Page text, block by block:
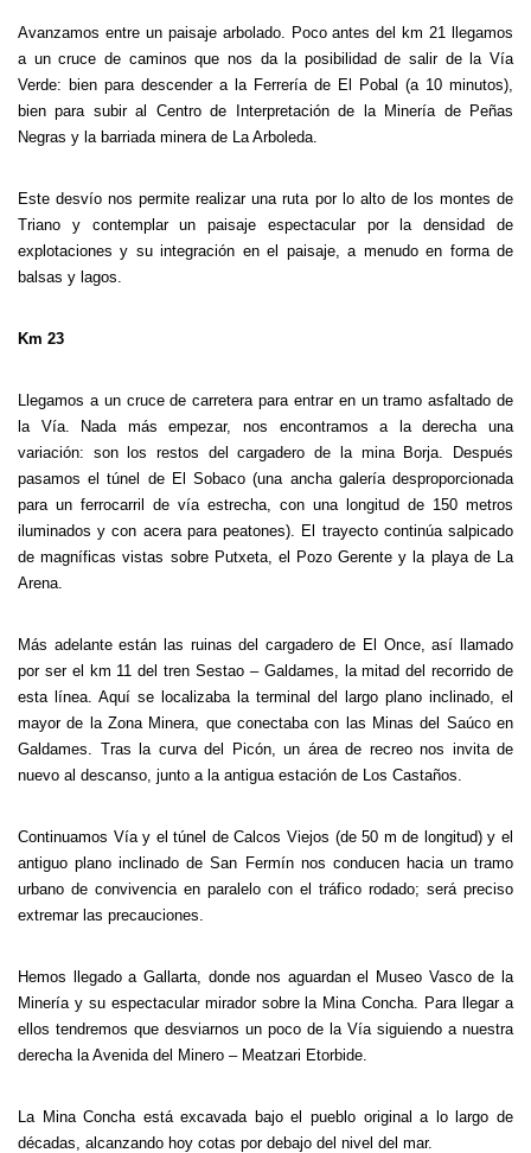
Avanzamos entre un paisaje arbolado. Poco antes del km 21 llegamos
a un cruce de caminos que nos da la posibilidad de salir de la Vía
Verde: bien para descender a la Ferrería de El Pobal (a 10 minutos),
bien para subir al Centro de Interpretación de la Minería de Peñas
Negras y la barriada minera de La Arboleda.
Este desvío nos permite realizar una ruta por lo alto de los montes de
Triano y contemplar un paisaje espectacular por la densidad de
explotaciones y su integración en el paisaje, a menudo en forma de
balsas y lagos.
Km 23
Llegamos a un cruce de carretera para entrar en un tramo asfaltado de
la Vía. Nada más empezar, nos encontramos a la derecha una
variación: son los restos del cargadero de la mina Borja. Después
pasamos el túnel de El Sobaco (una ancha galería desproporcionada
para un ferrocarril de vía estrecha, con una longitud de 150 metros
iluminados y con acera para peatones). El trayecto continúa salpicado
de magníficas vistas sobre Putxeta, el Pozo Gerente y la playa de La
Arena.
Más adelante están las ruinas del cargadero de El Once, así llamado
por ser el km 11 del tren Sestao – Galdames, la mitad del recorrido de
esta línea. Aquí se localizaba la terminal del largo plano inclinado, el
mayor de la Zona Minera, que conectaba con las Minas del Saúco en
Galdames. Tras la curva del Picón, un área de recreo nos invita de
nuevo al descanso, junto a la antigua estación de Los Castaños.
Continuamos Vía y el túnel de Calcos Viejos (de 50 m de longitud) y el
antiguo plano inclinado de San Fermín nos conducen hacia un tramo
urbano de convivencia en paralelo con el tráfico rodado; será preciso
extremar las precauciones.
Hemos llegado a Gallarta, donde nos aguardan el Museo Vasco de la
Minería y su espectacular mirador sobre la Mina Concha. Para llegar a
ellos tendremos que desviarnos un poco de la Vía siguiendo a nuestra
derecha la Avenida del Minero – Meatzari Etorbide.
La Mina Concha está excavada bajo el pueblo original a lo largo de
décadas, alcanzando hoy cotas por debajo del nivel del mar.